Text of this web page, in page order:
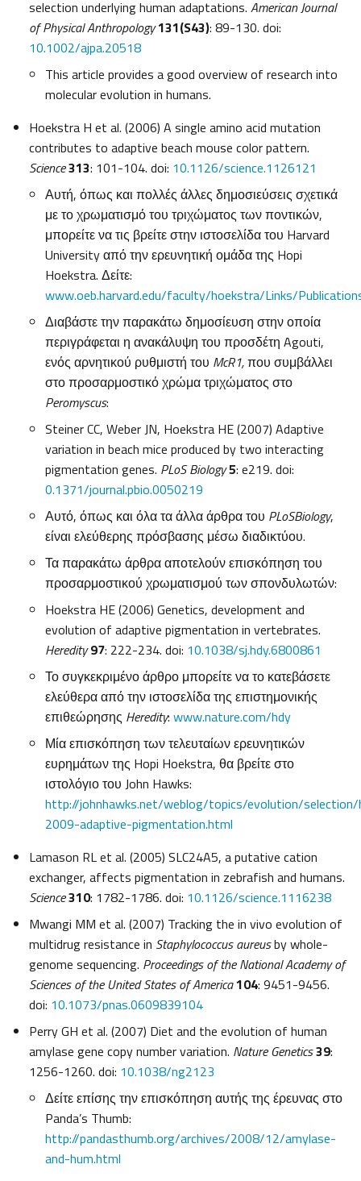
selection underlying human adaptations. American Journal
of Physical Anthropology131(S43): 89-130. doi:
10.1002/ajpa.20518
This article provides a good overview of research into
molecular evolution in humans.
Hoekstra H et al. (2006) A single amino acid mutation
contributes to adaptive beach mouse color pattern.
Science313: 101-104. doi: 10.1126/science.1126121
Αυτή, όπως και πολλές άλλες δημοσιεύσεις σχετικά
με το χρωματισμό του τριχώματος των ποντικών,
μπορείτε να τις βρείτε στην ιστοσελίδα του Harvard
University από την ερευνητική ομάδα της Hopi
Hoekstra. Δείτε:
www.oeb.harvard.edu/faculty/hoekstra/Links/
Διαβάστε την παρακάτω δημοσίευση στην οποία
περιγράφεται η ανακάλυψη του προσδέτη Agouti,
ενός αρνητικού ρυθμιστή του McR1,που συμβάλλει
στο προσαρμοστικό χρώμα τριχώματος στο
Peromyscus:
Steiner CC, Weber JN, Hoekstra HE (2007) Adaptive
variation in beach mice produced by two interacting
pigmentation genes. PLoS Biology5: e219. doi:
0.1371/journal.pbio.0050219
Αυτό, όπως και όλα τα άλλα άρθρα του PLoSBiology,
είναι ελεύθερης πρόσβασης μέσω διαδικτύου.
Τα παρακάτω άρθρα αποτελούν επισκόπηση του
προσαρμοστικού χρωματισμού των σπονδυλωτών:
Hoekstra HE (2006) Genetics, development and
evolution of adaptive pigmentation in vertebrates.
Heredity 97: 222-234. doi: 10.1038/sj.hdy.6800861
Το συγκεκριμένο άρθρο μπορείτε να το κατεβάσετε
ελεύθερα από την ιστοσελίδα της επιστημονικής
επιθεώρησης Heredity: www.nature.com/hdy
Μία επισκόπηση των τελευταίων ερευνητικών
ευρημάτων της Hopi Hoekstra, θα βρείτε στο
ιστολόγιο του John Hawks:
http://johnhawks.net/weblog/topics/evolution/
2009-adaptive-pigmentation.html
Lamason RL et al. (2005) SLC24A5, a putative cation
exchanger, affects pigmentation in zebrafish and humans.
Science310: 1782-1786. doi: 10.1126/science.1116238
Mwangi MM et al. (2007) Tracking the in vivo evolution of
multidrug resistance in Staphylococcus aureusby whole-
genome sequencing. Proceedings of the National Academy of
Sciences of the United States of America104: 9451-9456.
doi: 10.1073/pnas.0609839104
Perry GH et al. (2007) Diet and the evolution of human
amylase gene copy number variation. Nature Genetics39:
1256-1260. doi: 10.1038/ng2123
Δείτε επίσης την επισκόπηση αυτής της έρευνας στο
Panda’s Thumb:
http://pandasthumb.org/archives/2008/12/amylase-
and-hum.html